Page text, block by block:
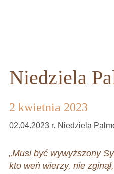
Niedziela
2 kwietnia 2023
02.04.2023 r. Niedziela
„Musi być wywyższony
kto weń wierzy, nie